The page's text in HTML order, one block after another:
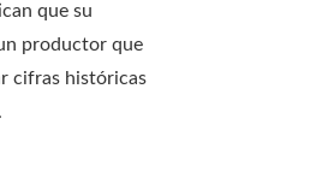
que su
productor que
cifras históricas